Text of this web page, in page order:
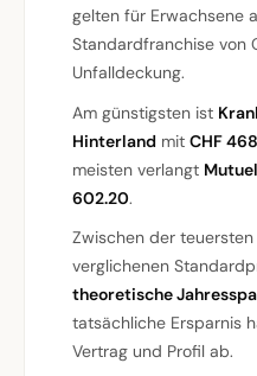
gelten für Erwachsene
Standardfranchise von
Unfalldeckung.
Am günstigsten ist
Hinterland mit CHF
meisten verlangt
602.20.
Zwischen der
verglichenen
theoretische
tatsächliche Ersparnis
Vertrag und Profil ab.